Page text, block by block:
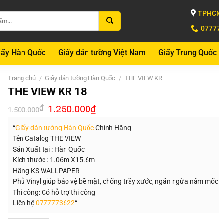
Hàn Quốc Giấy dán tường Việt Nam Giấy Trung Quốc
Trang chủ / Giấy dán tường Hàn Quốc / THE VIEW KR
THE VIEW KR 18
1.500.000₫ Giá
gốc
1.500.000₫.
1.250.000₫Giá
hiện
là:
“Giấy dán tường Hàn QuốcChính Hãng
Tên Catalog THE VIEW
Sản Xuất tại : Hàn Quốc
Kích thước : 1.06m X15.6m
Hãng KS WALLPAPER
Phủ Vinyl giúp bảo vệ bề mặt, chống trầy xước, ngăn ngừa nấm mốc
Thi công: Có hỗ trợ thi công
Liên hệ0777773622“